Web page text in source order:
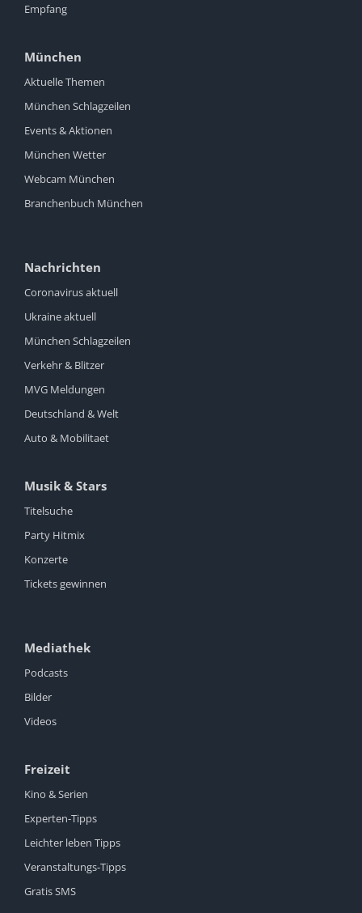
Empfang
München
Aktuelle Themen
München Schlagzeilen
Events & Aktionen
München Wetter
Webcam München
Branchenbuch München
Nachrichten
Coronavirus aktuell
Ukraine aktuell
München Schlagzeilen
Verkehr & Blitzer
MVG Meldungen
Deutschland & Welt
Auto & Mobilitaet
Musik & Stars
Titelsuche
Party Hitmix
Konzerte
Tickets gewinnen
Mediathek
Podcasts
Bilder
Videos
Freizeit
Kino & Serien
Experten-Tipps
Leichter leben Tipps
Veranstaltungs-Tipps
Gratis SMS